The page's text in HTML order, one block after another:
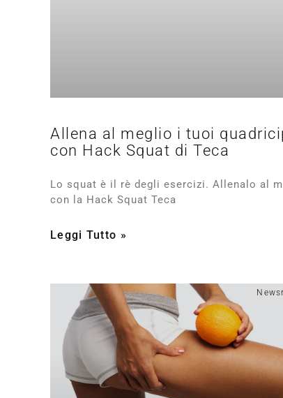
Allena al meglio i tuoi
con Hack Squat di Teca
Lo squat è il rè degli esercizi. Allenalo al
con la Hack Squat Teca
Leggi Tutto »